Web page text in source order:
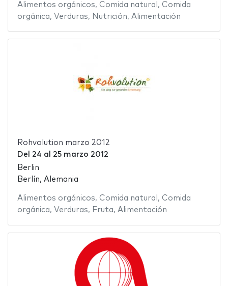
Alimentos orgánicos, Comida natural , Comida
orgánica, Verduras, Nutrición, Alimentación
Rohvolution marzo 2012
Del 24 al 25 marzo 2012
Berlin
Berlín, Alemania
Alimentos orgánicos, Comida natural , Comida
orgánica, Verduras, Fruta, Alimentación